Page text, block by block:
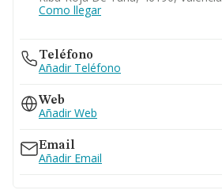
Como llegar
Teléfono
Añadir Teléfono
Web
Añadir Web
Email
Añadir Email